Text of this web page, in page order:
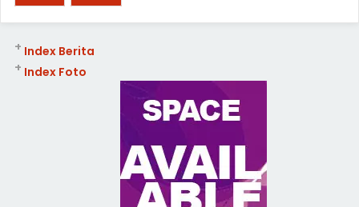
Index Berita
+
Index Foto
+